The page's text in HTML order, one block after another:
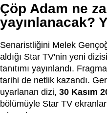
Çöp Adam ne
yayınlanacak?
Senaristliğini Melek
aldığı Star TV'nin yeni
tanıtımı yayınlandı.
tarihi de netlik kazandı.
uyarlanan dizi, 30 Kasım
bölümüyle Star TV